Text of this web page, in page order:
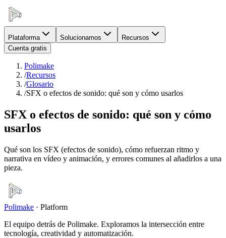
Plataforma Solucionamos
Recursos
Cuenta gratis
Polimake
/Recursos
/Glosario
/SFX o efectos de sonido: qué son y cómo usarlos
SFX o efectos de sonido: qué son y cómo
usarlos
Qué son los SFX (efectos de sonido), cómo refuerzan ritmo y
narrativa en vídeo y animación, y errores comunes al añadirlos a una
pieza.
Polimake · Platform
El equipo detrás de Polimake. Exploramos la intersección entre
tecnología, creatividad y automatización.